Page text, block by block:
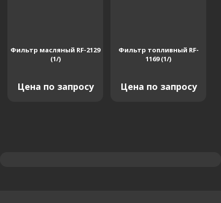
Фильтр масляный RF-2129
(1/)
Цена по запросу
Фильтр топливный RF-
1169 (1/)
Цена по запросу